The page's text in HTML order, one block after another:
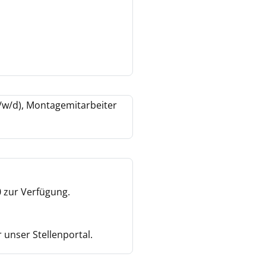
d), Montagemitarbeiter
zur Verfügung.
Stellenportal.